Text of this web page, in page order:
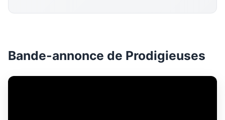
Bande-annonce de Prodigieuses